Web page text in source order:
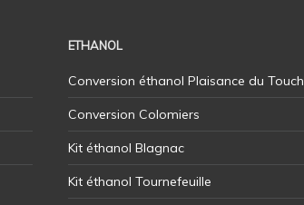
ETHANOL
Conversion éthanol Plaisance du Touch
Conversion Colomiers
Kit éthanol Blagnac
Kit éthanol Tournefeuille